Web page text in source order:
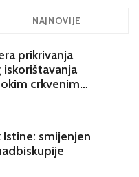
NAJNOVIJE
prikrivanja
crkvenim
Hrvatsku
smijenjen